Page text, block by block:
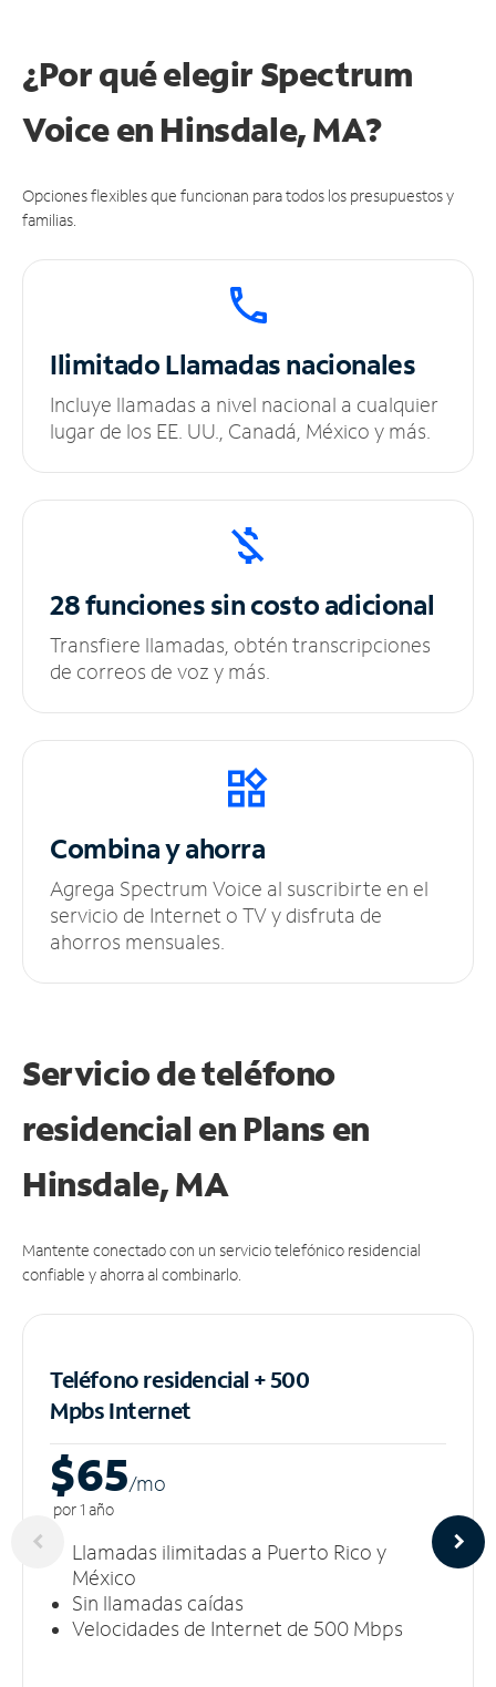
¿Por qué elegir Spectrum
Voice en Hinsdale, MA?
Opciones flexibles que funcionan para todos los presupuestos y
familias.
IlimitadoLlamadas nacionales
Incluye llamadas a nivel nacional a cualquier
lugar de los EE. UU., Canadá, México y más.
28 funciones sincosto adicional
Transfiere llamadas, obtén transcripciones
de correos de voz y más.
Combina y ahorra
Agrega Spectrum Voice al suscribirte en el
servicio de Internet o TV y disfruta de
ahorros mensuales.
Servicio de teléfono
residencial en Plans en
Hinsdale, MA
Mantente conectado con un servicio telefónico residencial
confiable y ahorra al combinarlo.
Teléfono residencial + 500
MpbsInternet
$65/mo
por 1 año
Llamadas ilimitadas a Puerto Rico y
México
Sin llamadas caídas
Velocidades de Internet de 500 Mbps